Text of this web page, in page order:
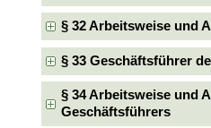
§ 32 Arbeitsweise und
§ 33 Geschäftsführer
§ 34 Arbeitsweise und
Geschäftsführers